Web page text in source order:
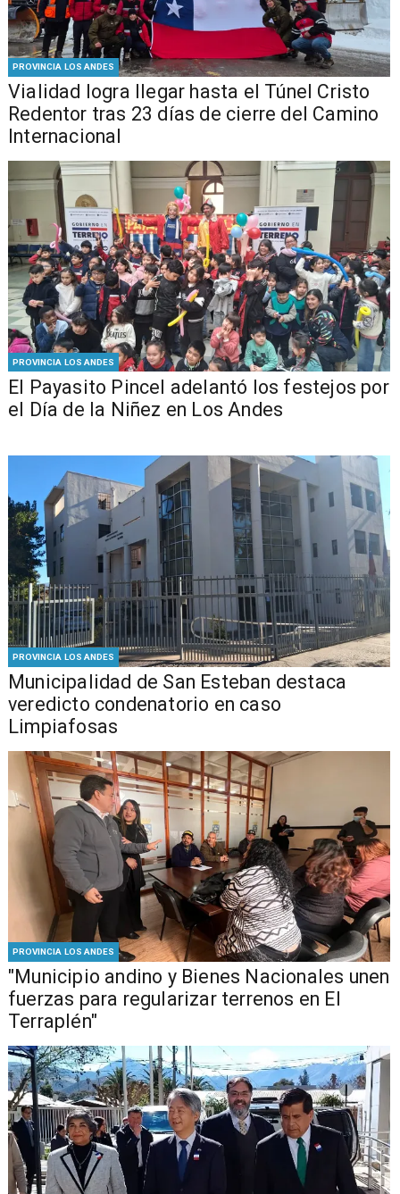
PROVINCIA LOS ANDES
Vialidad logra llegar hasta el Túnel Cristo
Redentor tras 23 días de cierre del Camino
Internacional
PROVINCIA LOS ANDES
El Payasito Pincel adelantó los festejos por
el Día de la Niñez en Los Andes
PROVINCIA LOS ANDES
Municipalidad de San Esteban destaca
veredicto condenatorio en caso
Limpiafosas
PROVINCIA LOS ANDES
"Municipio andino y Bienes Nacionales unen
fuerzas para regularizar terrenos en El
Terraplén"